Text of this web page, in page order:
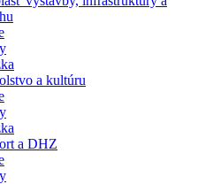
a kultúru
a DHZ